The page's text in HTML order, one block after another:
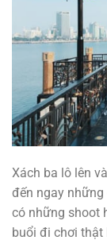
Xách ba lô lên
đến ngay
có những shoot
buổi đi chơi thật